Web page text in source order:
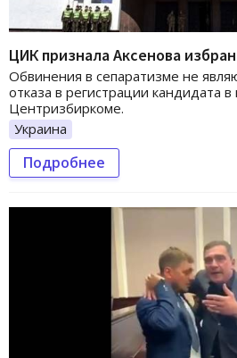
ЦИК признала Аксенова
Обвинения в сепаратизме не
отказа в регистрации кандидата
Центризбиркоме.
Украина
Подробнее